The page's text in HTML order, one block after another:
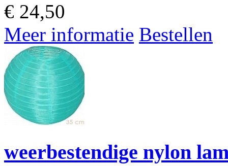
€ 24,50
Meer informatie Bestellen
weerbestendige nylon